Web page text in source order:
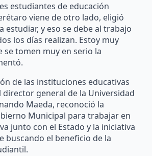
estudiantes de educación
viene de otro lado, eligió
estudiar, y eso se debe al trabajo
los días realizan. Estoy muy
se tomen muy en serio la
de las instituciones educativas
director general de la Universidad
Maeda, reconoció la
Municipal para trabajar en
junto con el Estado y la iniciativa
buscando el beneficio de la